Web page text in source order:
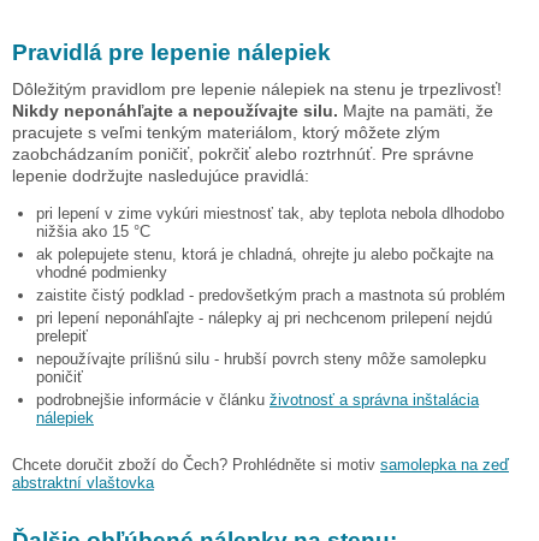
Pravidlá pre lepenie nálepiek
Dôležitým pravidlom pre lepenie nálepiek na stenu je trpezlivosť!
Nikdy neponáhľajte a nepoužívajte silu. Majte na pamäti, že
pracujete s veľmi tenkým materiálom, ktorý môžete zlým
zaobchádzaním poničiť, pokrčiť alebo roztrhnúť. Pre správne
lepenie dodržujte nasledujúce pravidlá:
pri lepení v zime vykúri miestnosť tak, aby teplota nebola dlhodobo
nižšia ako 15 °C
ak polepujete stenu, ktorá je chladná, ohrejte ju alebo počkajte na
vhodné podmienky
zaistite čistý podklad - predovšetkým prach a mastnota sú problém
pri lepení neponáhľajte - nálepky aj pri nechcenom prilepení nejdú
prelepiť
nepoužívajte prílišnú silu - hrubší povrch steny môže samolepku
poničiť
podrobnejšie informácie v článku životnosť a správna inštalácia
nálepiek
Chcete doručit zboží do Čech? Prohlédněte si motiv samolepka na zeď
abstraktní vlaštovka